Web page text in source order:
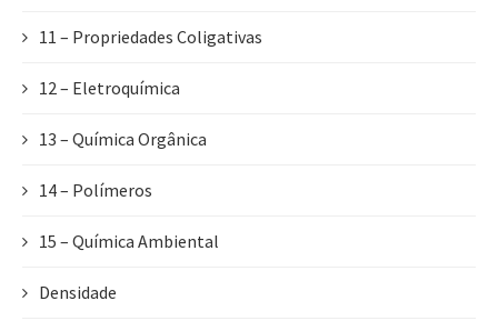
11 – Propriedades Coligativas
12 – Eletroquímica
13 – Química Orgânica
14 – Polímeros
15 – Química Ambiental
Densidade